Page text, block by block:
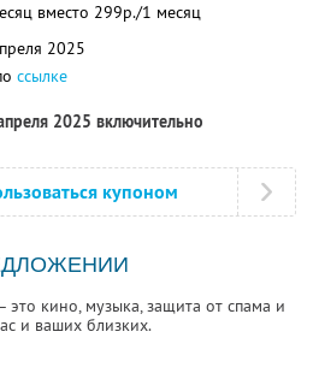
вместо 299р./1 месяц
2025
ссылке
2025 включительно
купоном
кино, музыка, защита от спама и
и ваших близких.